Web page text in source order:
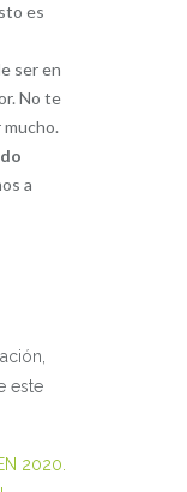
es
ser en
No te
a
este
2020.